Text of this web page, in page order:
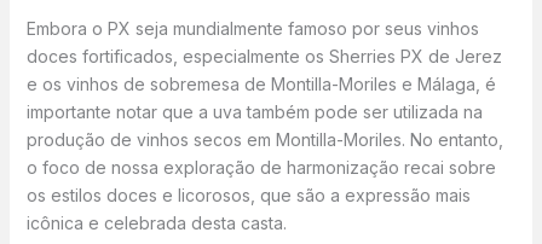
Embora o PX seja mundialmente famoso por seus vinhos
doces fortificados, especialmente os Sherries PX de Jerez
e os vinhos de sobremesa de Montilla-Moriles e Málaga, é
importante notar que a uva também pode ser utilizada na
produção de vinhos secos em Montilla-Moriles. No entanto,
o foco de nossa exploração de harmonização recai sobre
os estilos doces e licorosos, que são a expressão mais
icônica e celebrada desta casta.